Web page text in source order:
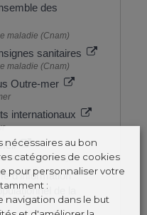
des
maladie (Cnam)
sanitaires
maladie (Cnam)
Outre-mer
internationaux
maladie (Cnam)
d'information
de la
nécessaires au bon
catégories de cookies
pour personnaliser votre
:
navigation dans le but